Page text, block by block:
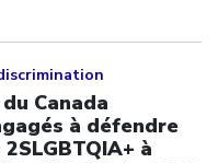
Canada
à défendre
à